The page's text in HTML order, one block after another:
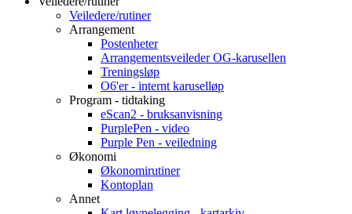
Veiledere/rutiner
Arrangement
Postenheter
Arrangementsveileder OG-karusellen
Treningsløp
O6'er - internt karuselløp
Program - tidtaking
eScan2 - bruksanvisning
PurplePen - video
Purple Pen - veiledning
Økonomi
Økonomirutiner
Kontoplan
Annet